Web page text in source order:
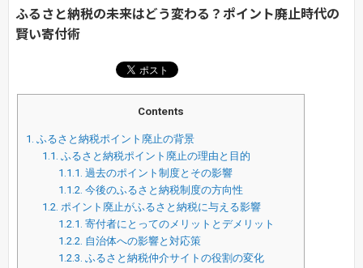
ふるさと納税の未来はどう変わる？ポイント廃止時代の
賢い寄付術
Contents
1. ふるさと納税ポイント廃止の背景
1.1. ふるさと納税ポイント廃止の理由と目的
1.1.1. 過去のポイント制度とその影響
1.1.2. 今後のふるさと納税制度の方向性
1.2. ポイント廃止がふるさと納税に与える影響
1.2.1. 寄付者にとってのメリットとデメリット
1.2.2. 自治体への影響と対応策
1.2.3. ふるさと納税仲介サイトの役割の変化